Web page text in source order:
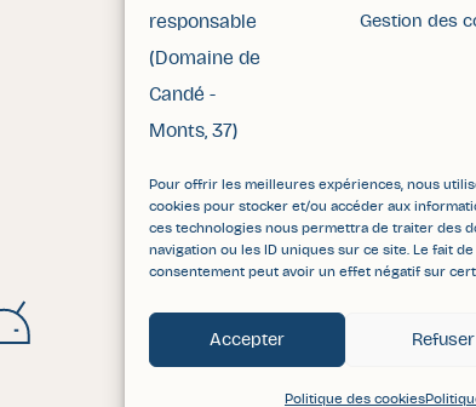
Gestion des
Pour offrir les meilleures expériences, nous
cookies pour stocker et/ou accéder aux
ces technologies nous permettra de traiter des
navigation ou les ID uniques sur ce site. Le fait
consentement peut avoir un effet négatif sur
Accepter Refuser
Politique des cookies